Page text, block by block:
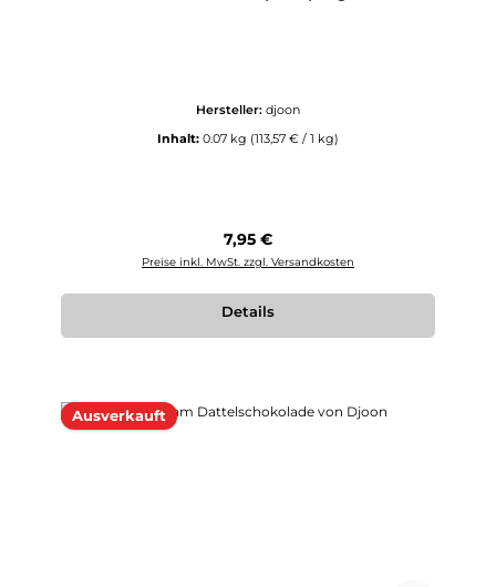
Hersteller: djoon
Inhalt: 0.07 kg (113,57 € / 1 kg)
Regulärer Preis:
7,95 €
Preise inkl. MwSt. zzgl. Versandkosten
Details
Ausverkauft